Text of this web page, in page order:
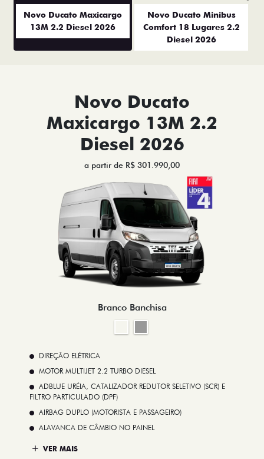
Novo Ducato Maxicargo
13M 2.2 Diesel 2026
Novo Ducato Minibus
Comfort 18 Lugares 2.2
Diesel 2026
Anterior
Novo Ducato
Maxicargo 13M 2.2
Diesel 2026
a partir de R$ 301.990,00
Branco Banchisa
DIREÇÃO ELÉTRICA
MOTOR MULTIJET 2.2 TURBO DIESEL
ADBLUE URÉIA, CATALIZADOR REDUTOR SELETIVO (SCR) E
FILTRO PARTICULADO (DPF)
AIRBAG DUPLO (MOTORISTA E PASSAGEIRO)
ALAVANCA DE CÂMBIO NO PAINEL
VER MAIS